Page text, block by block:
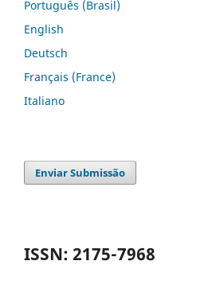
Português (Brasil)
English
Deutsch
Français (France)
Italiano
Enviar Submissão
ISSN: 2175-7968